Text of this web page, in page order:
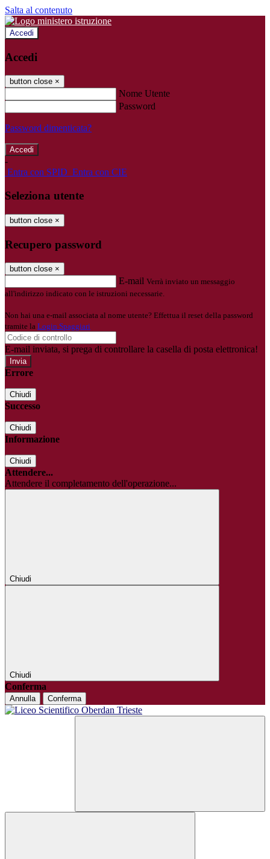
Salta al contenuto
Accedi
Accedi
button close ×
Nome Utente
Password
Password dimenticata?
-
Entra con SPID Entra con CIE
Seleziona utente
button close ×
Recupero password
button close ×
E-mail Verrà inviato un messaggio
all'indirizzo indicato con le istruzioni necessarie.
Non hai una e-mail associata al nome utente? Effettua il reset della password
tramite la Login Spaggiari
E-mail inviata, si prega di controllare la casella di posta elettronica!
Errore
Chiudi
Successo
Chiudi
Informazione
Chiudi
Attendere...
Attendere il completamento dell'operazione...
Chiudi
Chiudi
Conferma
Annulla Conferma